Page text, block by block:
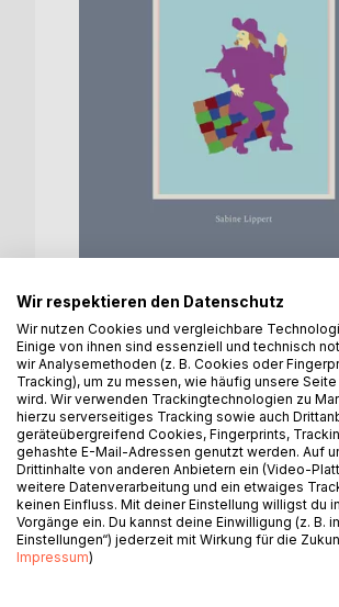
BESCHREIBUNG
Sein Ruhm als genialer
Zeit die Geduld des Asen-
Hochbegabten-Coach,
meistern, die seiner unter
Wir respektieren den Datenschutz
Wir nutzen Cookies und vergleichbare
Einige von ihnen sind essenziell und technisch
wir Analysemethoden (z. B. Cookies oder
Tracking), um zu messen, wie häufig unsere
wird. Wir verwenden Trackingtechnologien zu
hierzu serverseitiges Tracking sowie auch
geräteübergreifend Cookies, Fingerprints,
gehashte E-Mail-Adressen genutzt werden. Auf
Drittinhalte von anderen Anbietern ein (Video-
weitere Datenverarbeitung und ein etwaiges
keinen Einfluss. Mit deiner Einstellung willigst du
Vorgänge ein. Du kannst deine Einwilligung (z. B.
Einstellungen“) jederzeit mit Wirkung für die
Impressum)